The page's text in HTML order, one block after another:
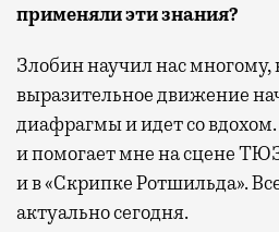
применяли эти знания?
Злобин научил нас
выразительное движение
диафрагмы и идет со вдохом.
и помогает мне на сцене
и в «Скрипке Ротшильда».
актуально сегодня.